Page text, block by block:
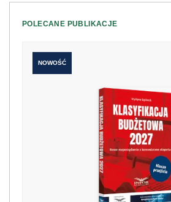
POLECANE PUBLIKACJE
NOWOŚĆ